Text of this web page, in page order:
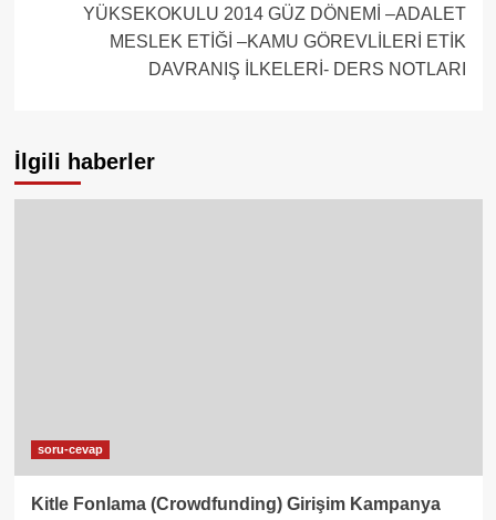
YÜKSEKOKULU 2014 GÜZ DÖNEMİ –ADALET
MESLEK ETİĞİ –KAMU GÖREVLİLERİ ETİK
DAVRANIŞ İLKELERİ- DERS NOTLARI
İlgili haberler
soru-cevap
Kitle Fonlama (Crowdfunding) Girişim Kampanya